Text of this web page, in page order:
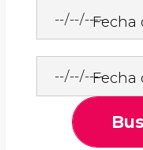
Fecha
Fecha